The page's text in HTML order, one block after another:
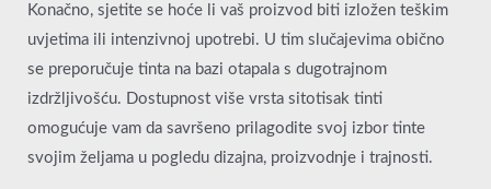
Konačno, sjetite se hoće li vaš proizvod biti izložen teškim
uvjetima ili intenzivnoj upotrebi. U tim slučajevima obično
se preporučuje tinta na bazi otapala s dugotrajnom
izdržljivošću. Dostupnost više vrsta sitotisak tinti
omogućuje vam da savršeno prilagodite svoj izbor tinte
svojim željama u pogledu dizajna, proizvodnje i trajnosti.